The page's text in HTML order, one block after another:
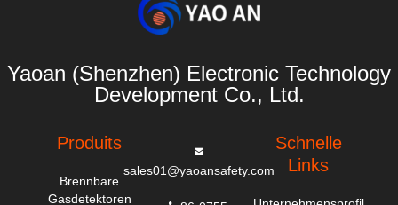
Yaoan (Shenzhen) Electronic Technology
Development Co., Ltd.
Produits
Brennbare
Gasdetektoren
sales01@yaoansafety.com
Schnelle
Links